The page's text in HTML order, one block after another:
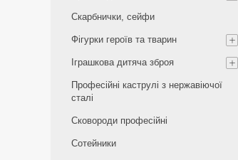
Скарбнички, сейфи
Фігурки героїв та тварин
Іграшкова дитяча зброя
Професійні каструлі з нержавіючої
сталі
Сковороди професійні
Сотейники